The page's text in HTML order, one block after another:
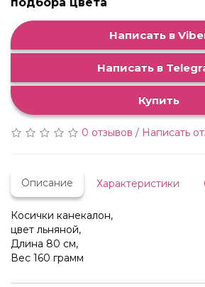
Написать в
Написать в
Купить
0 отзывов / Написать
Описание Характеристики
Косички канекалон,
цвет льняной,
Длина 80 см,
Вес 160 грамм